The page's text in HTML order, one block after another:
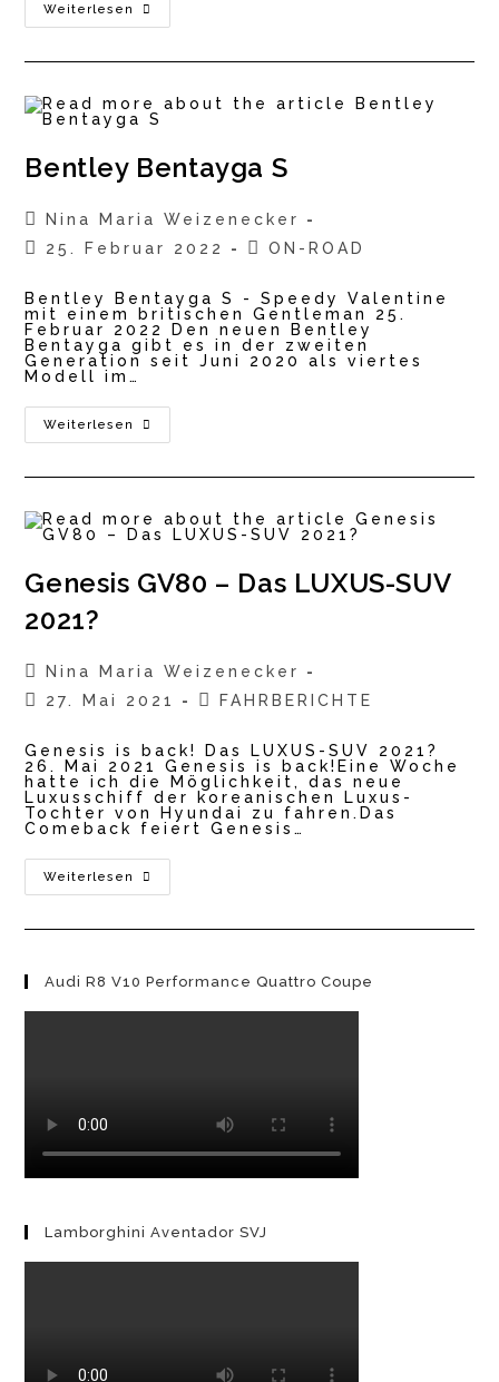
Weiterlesen
Brabus
Size
Bentley Bentayga S
Beitrags-
Autor:
Nina Maria Weizenecker
Beitrag
25. Februar 2022
Beitrags-
ON-ROAD
Bentley Bentayga S - Speedy Valentine
mit einem britischen Gentleman 25.
Februar 2022 Den neuen Bentley
Bentayga gibt es in der zweiten
Generation seit Juni 2020 als viertes
Modell im…
Weiterlesen
Bentley
Bentayga
Genesis GV80 – Das LUXUS-SUV
2021?
Beitrags-
Autor:
Nina Maria Weizenecker
Beitrag
27. Mai 2021
Beitrags-
FAHRBERICHTE
Genesis is back! Das LUXUS-SUV 2021?
26. Mai 2021 Genesis is back!Eine Woche
hatte ich die Möglichkeit, das neue
Luxusschiff der koreanischen Luxus-
Tochter von Hyundai zu fahren.Das
Comeback feiert Genesis…
Weiterlesen
Genesis
GV80
Audi R8 V10 Performance Quattro Coupe
Lamborghini Aventador SVJ